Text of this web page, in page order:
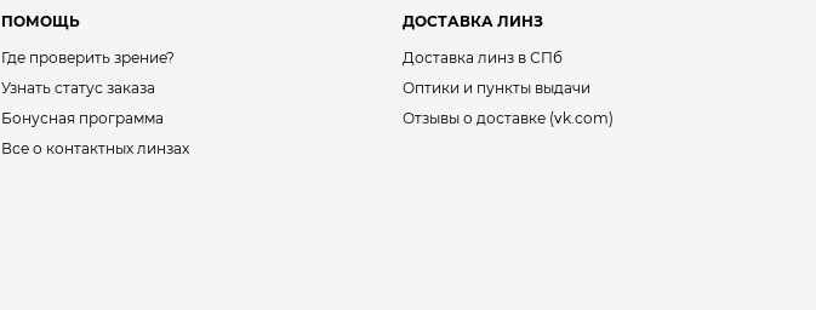
ПОМОЩЬ
Где проверить зрение?
Узнать статус заказа
Бонусная программа
Все о контактных линзах
ДОСТАВКА ЛИНЗ
Доставка линз в СПб
Оптики и пункты выдачи
Отзывы о доставке (vk.com)